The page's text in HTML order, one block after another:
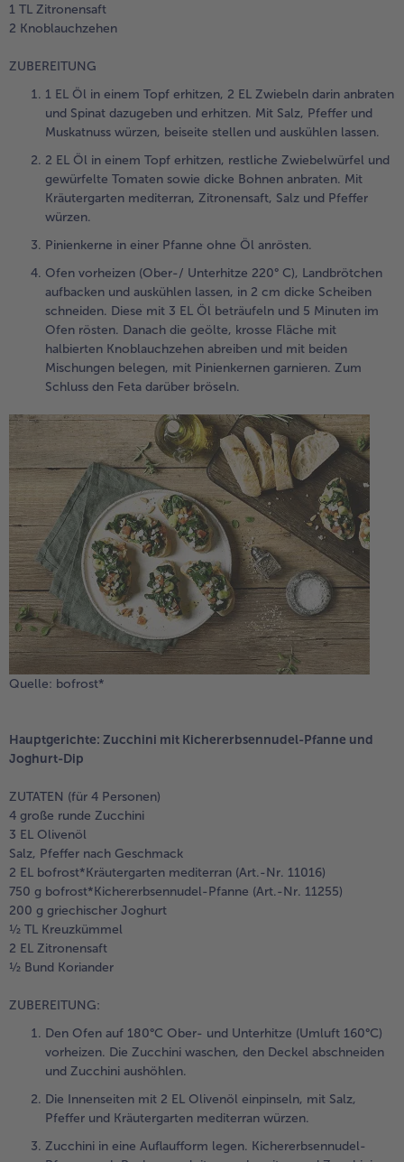
1 TL Zitronensaft
2 Knoblauchzehen
ZUBEREITUNG
1 EL Öl in einem Topf erhitzen, 2 EL Zwiebeln darin anbraten
und Spinat dazugeben und erhitzen. Mit Salz, Pfeffer und
Muskatnuss würzen, beiseite stellen und auskühlen lassen.
2 EL Öl in einem Topf erhitzen, restliche Zwiebelwürfel und
gewürfelte Tomaten sowie dicke Bohnen anbraten. Mit
Kräutergarten mediterran, Zitronensaft, Salz und Pfeffer
würzen.
Pinienkerne in einer Pfanne ohne Öl anrösten.
Ofen vorheizen (Ober-/ Unterhitze 220° C), Landbrötchen
aufbacken und auskühlen lassen, in 2 cm dicke Scheiben
schneiden. Diese mit 3 EL Öl beträufeln und 5 Minuten im
Ofen rösten. Danach die geölte, krosse Fläche mit
halbierten Knoblauchzehen abreiben und mit beiden
Mischungen belegen, mit Pinienkernen garnieren. Zum
Schluss den Feta darüber bröseln.
Quelle: bofrost*
Hauptgerichte: Zucchini mit Kichererbsennudel-Pfanne und
Joghurt-Dip
ZUTATEN (für 4 Personen)
4 große runde Zucchini
3 EL Olivenöl
Salz, Pfeffer nach Geschmack
2 EL bofrost*Kräutergarten mediterran (Art.-Nr. 11016)
750 g bofrost*Kichererbsennudel-Pfanne (Art.-Nr. 11255)
200 g griechischer Joghurt
½ TL Kreuzkümmel
2 EL Zitronensaft
½ Bund Koriander
ZUBEREITUNG:
Den Ofen auf 180°C Ober- und Unterhitze (Umluft 160°C)
vorheizen. Die Zucchini waschen, den Deckel abschneiden
und Zucchini aushöhlen.
Die Innenseiten mit 2 EL Olivenöl einpinseln, mit Salz,
Pfeffer und Kräutergarten mediterran würzen.
Zucchini in eine Auflaufform legen. Kichererbsennudel-